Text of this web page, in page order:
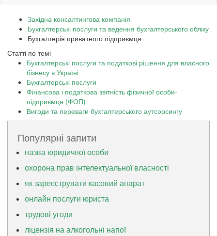
Західна консалтингова компанія
Бухгалтерські послуги та ведення бухгалтерського обліку
Бухгалтерія приватного підприємця
Статті по темі
Бухгалтерські послуги та податкові рішення для власного
бізнесу в Україні
Бухгалтерські послуги
Фінансова і податкова звітність фізичної особи-
підприємця (ФОП)
Вигоди та переваги бухгалтерського аутсорсингу
Популярні запити
назва юридичної особи
охорона прав інтелектуальної власності
як зареєструвати касовий апарат
онлайн послуги юриста
трудові угоди
ліцензія на алкогольні напої